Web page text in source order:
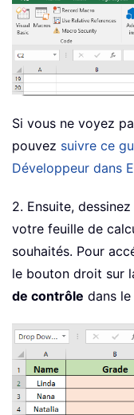
Si vous ne voyez
pouvez suivre ce
Développeur dans
2. Ensuite,
votre feuille de
souhaités. Pour
le bouton droit sur
de contrôle dans